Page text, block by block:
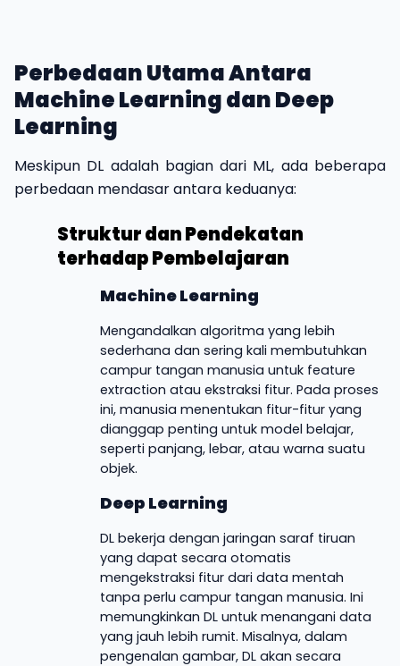
Perbedaan Utama Antara
Machine Learning dan Deep
Learning
Meskipun DL adalah bagian dari ML, ada beberapa
perbedaan mendasar antara keduanya:
Struktur dan Pendekatan
terhadap Pembelajaran
Machine Learning
Mengandalkan algoritma yang lebih
sederhana dan sering kali membutuhkan
campur tangan manusia untuk feature
extraction atau ekstraksi fitur. Pada proses
ini, manusia menentukan fitur-fitur yang
dianggap penting untuk model belajar,
seperti panjang, lebar, atau warna suatu
objek.
Deep Learning
DL bekerja dengan jaringan saraf tiruan
yang dapat secara otomatis
mengekstraksi fitur dari data mentah
tanpa perlu campur tangan manusia. Ini
memungkinkan DL untuk menangani data
yang jauh lebih rumit. Misalnya, dalam
pengenalan gambar, DL akan secara